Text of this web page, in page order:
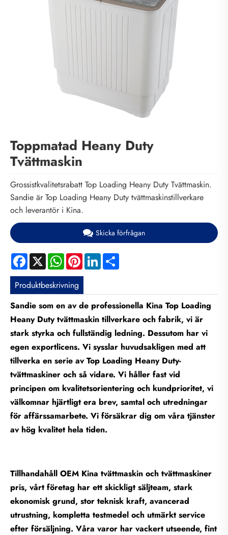
Toppmatad Heany Duty
Tvättmaskin
Grossistkvalitetsrabatt Top Loading Heany Duty Tvättmaskin.
Sandie är Top Loading Heany Duty tvättmaskinstillverkare
och leverantör i Kina.
Skicka förfrågan
Facebook
X WhatsApp
PinterestLinkedIn
Produktbeskrivning
Sandie som en av de professionella Kina Top Loading
Heany Duty tvättmaskin tillverkare och fabrik, vi är
stark styrka och fullständig ledning. Dessutom har vi
egen exportlicens. Vi sysslar huvudsakligen med att
tillverka en serie av Top Loading Heany Duty-
tvättmaskiner och så vidare. Vi håller fast vid
principen om kvalitetsorientering och kundprioritet, vi
välkomnar hjärtligt era brev, samtal och utredningar
för affärssamarbete. Vi försäkrar dig om våra tjänster
av hög kvalitet hela tiden.
Tillhandahåll OEM Kina tvättmaskin och tvättmaskiner
pris, vårt företag har ett skickligt säljteam, stark
ekonomisk grund, stor teknisk kraft, avancerad
utrustning, kompletta testmedel och utmärkt service
efter försäljning. Våra varor har vackert utseende, fint